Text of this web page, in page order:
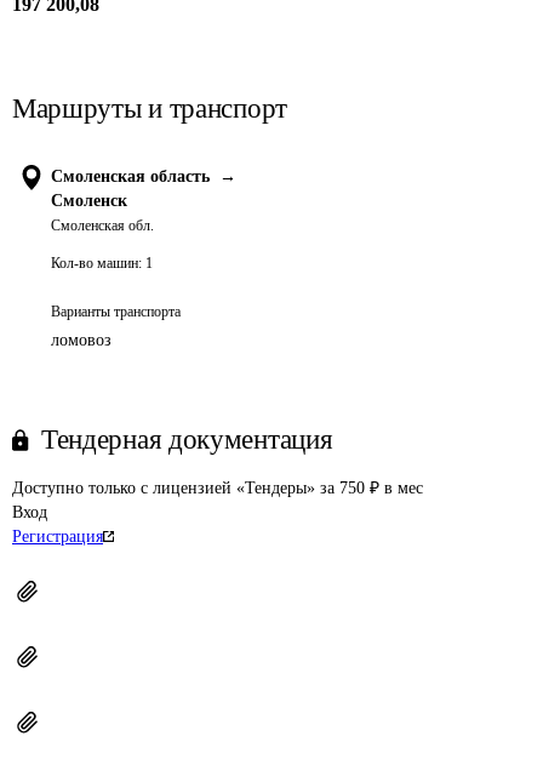
197 200,08
Маршруты и транспорт
Смоленская область
→
Смоленск
Смоленская обл.
Кол-во машин: 1
Варианты транспорта
ломовоз
Тендерная документация
Доступно только с лицензией «Тендеры» за 750 ₽ в мес
Вход
Регистрация